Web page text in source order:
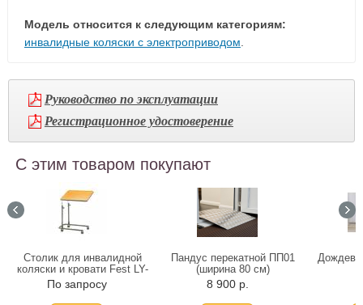
Модель относится к следующим категориям:
инвалидные коляски с электроприводом
Руководство по эксплуатации
Регистрационное удостоверение
С этим товаром покупают
Столик для инвалидной
коляски и кровати Fest LY-
600-119
По запросу
Пандус перекатной ПП01
(ширина 80 см)
8 900 р.